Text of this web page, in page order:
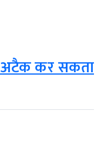
अटैक कर सकता